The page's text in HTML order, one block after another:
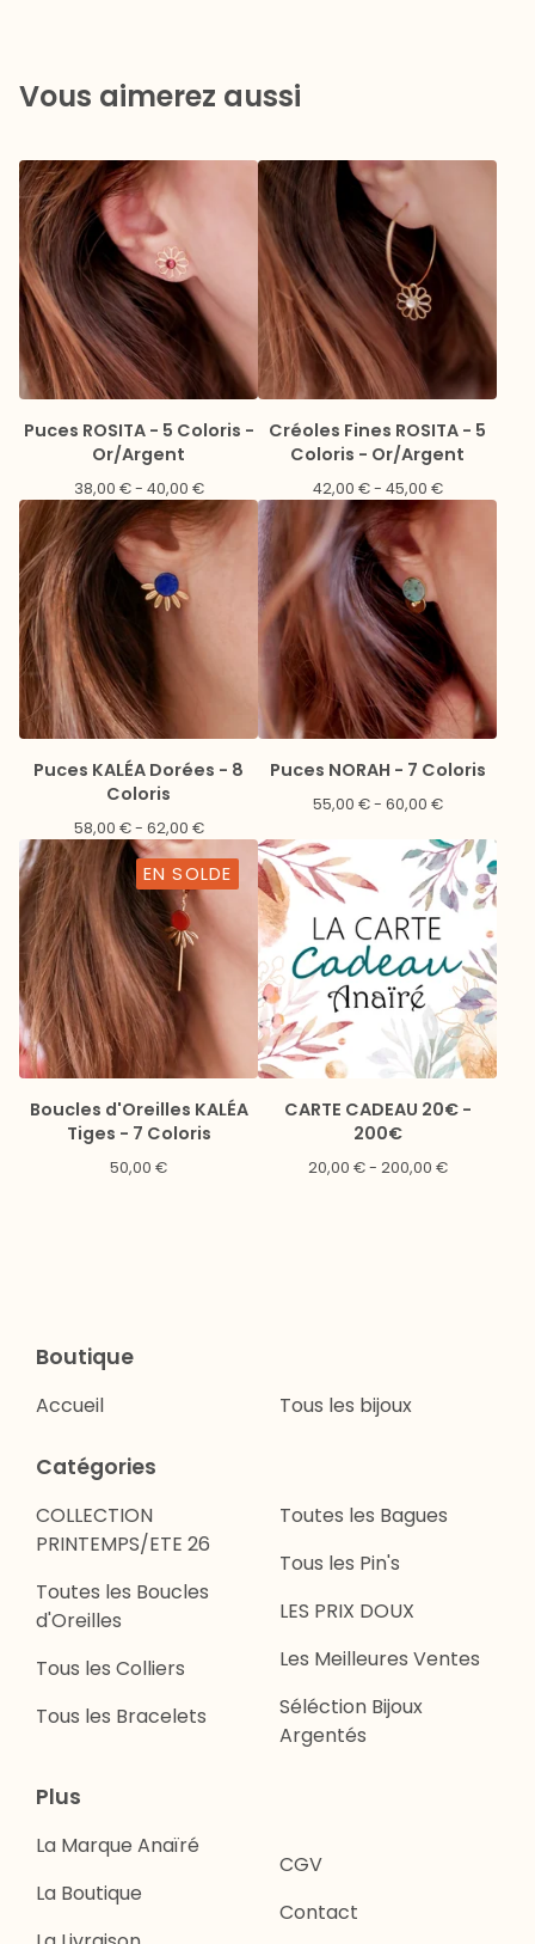
Vous aimerez aussi
Puces ROSITA - 5 Coloris -
Or/Argent
38,00 €- 40,00 €
Créoles Fines ROSITA - 5
Coloris - Or/Argent
42,00 €- 45,00 €
Puces KALÉA Dorées - 8
Coloris
58,00 €- 62,00 €
Puces NORAH - 7 Coloris
55,00 €- 60,00 €
EN SOLDE
Boucles d'Oreilles KALÉA
Tiges - 7 Coloris
50,00 €
CARTE CADEAU 20€ -
200€
20,00 €- 200,00 €
Boutique
Accueil Tous les bijoux
Catégories
COLLECTION
PRINTEMPS/ETE 26
Toutes les Boucles
d'Oreilles
Tous les Colliers
Tous les Bracelets
Toutes les Bagues
Tous les Pin's
LES PRIX DOUX
Les Meilleures Ventes
Séléction Bijoux
Argentés
Plus
La Marque Anaïré
La Boutique
CGV
Contact